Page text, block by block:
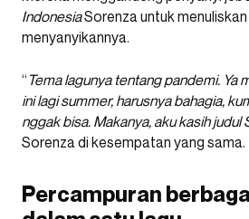
IndonesiaSorenza untuk
menyanyikannya.
“ Tema lagunya tentang pandemi. Ya
ini lagi summer, harusnya bahagia,
nggak bisa. Makanya, aku kasih judul
Sorenza di kesempatan yang sama.
Percampuran